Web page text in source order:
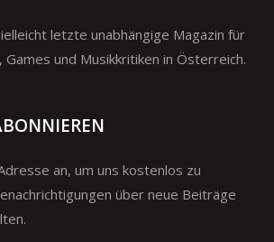
letzte unabhängige Magazin für
Games und Musikkritiken in Österreich.
an, um uns kostenlos zu
über neue Beiträge